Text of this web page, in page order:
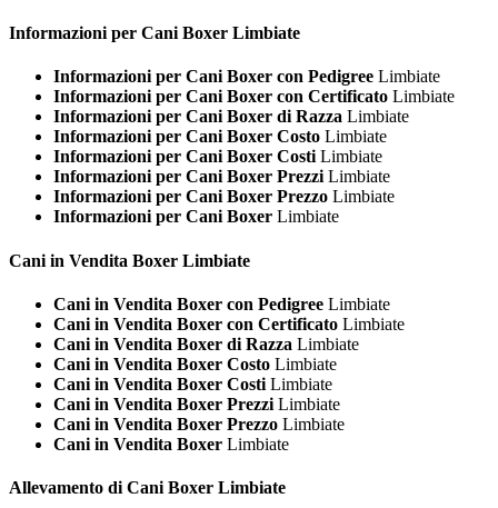
Informazioni per Cani Boxer Limbiate
Informazioni per Cani Boxer con Pedigree Limbiate
Informazioni per Cani Boxer con Certificato Limbiate
Informazioni per Cani Boxer di Razza Limbiate
Informazioni per Cani Boxer Costo Limbiate
Informazioni per Cani Boxer CostiLimbiate
Informazioni per Cani Boxer PrezziLimbiate
Informazioni per Cani Boxer Prezzo Limbiate
Informazioni per Cani Boxer Limbiate
Cani in Vendita Boxer Limbiate
Cani in Vendita Boxer con Pedigree Limbiate
Cani in Vendita Boxer con Certificato Limbiate
Cani in Vendita Boxer di Razza Limbiate
Cani in Vendita Boxer Costo Limbiate
Cani in Vendita Boxer Costi Limbiate
Cani in Vendita Boxer Prezzi Limbiate
Cani in Vendita Boxer Prezzo Limbiate
Cani in Vendita Boxer Limbiate
Allevamento di Cani Boxer Limbiate